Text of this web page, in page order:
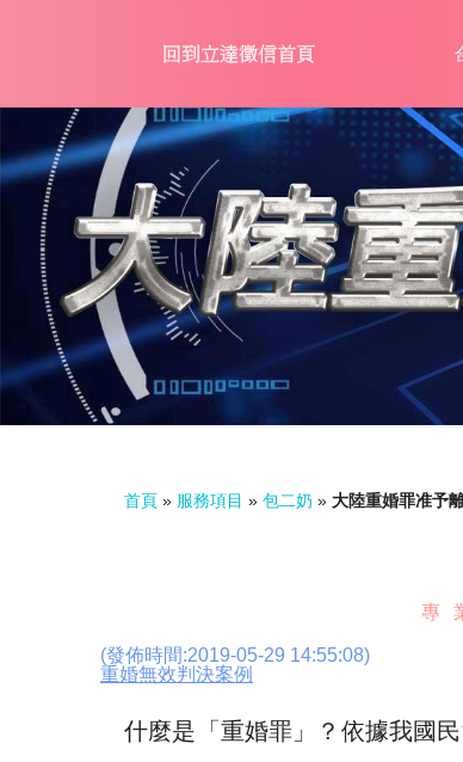
首頁 » 服務項目 » 包二奶 » 大陸重婚罪准予
專
(發佈時間:2019-05-29 14:55:08)
重婚無效判決案例
什麼是「重婚罪」？依據我國